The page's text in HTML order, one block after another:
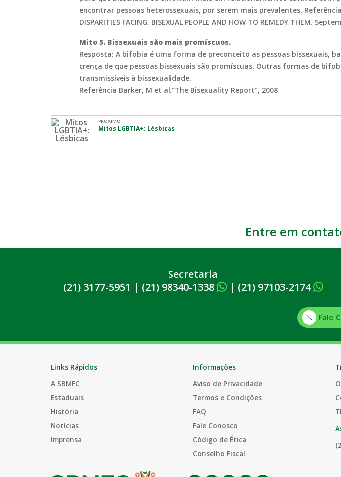
encontrar pessoas heterossexuais, por serem mais prevalentes.
DISPARITIES FACING. BISEXUAL PEOPLE AND HOW TO REMEDY THEM.
Mito 5. Bissexuais são mais promíscuos.
Resposta: A bifobia é uma forma de preconceito as pessoas bissexuais,
crença de que pessoas bissexuais são promíscuas. Outras formas de
transmissíveis à bissexualidade.
Referência Barker, M et al.“The Bisexuality Report”, 2008
PRÓXIMO
Mitos LGBTIA+: Lésbicas
Entre em
Secretaria
(21) 3177-5951 | (21) 98340-1338 | (21) 97103-2174
Fale
Links Rápidos
A SBMFC
Estaduais
História
Notícias
Imprensa
Informações
Aviso de Privacidade
Termos e Condições
FAQ
Fale Conosco
Código de Ética
Conselho Fiscal